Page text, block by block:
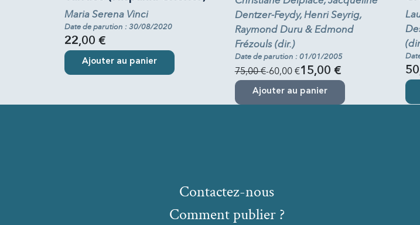
Maria Serena Vinci
Date de parution : 30/08/2020
22,00 €
Ajouter au panier
Dentzer-Feydy, Henri Seyrig,
Raymond Duru & Edmond
Frézouls (dir.)
Date de parution : 01/01/2005
75,00 €-60,00 €15,00 €
Ajouter au panier
Comment publier ?
Contactez-nous